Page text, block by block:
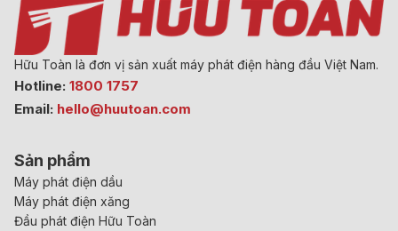
Hữu Toàn là đơn vị sản xuất máy phát điện hàng đầu Việt Nam.
Hotline: 1800 1757
Email: hello@huutoan.com
Sản phẩm
Máy phát điện dầu
Máy phát điện xăng
Đầu phát điện Hữu Toàn